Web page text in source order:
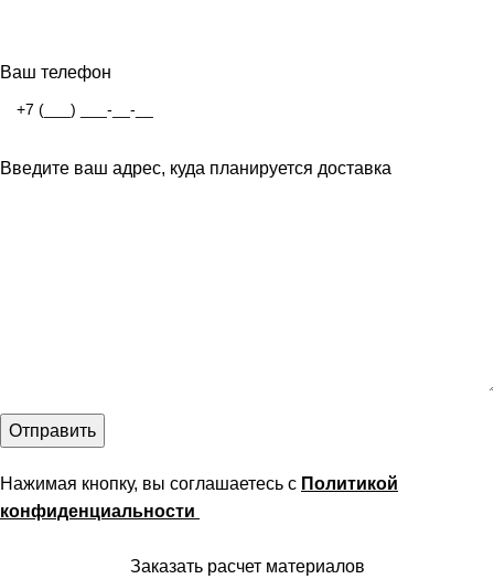
Ваш телефон
Введите ваш адрес, куда планируется доставка
Нажимая кнопку, вы соглашаетесь с Политикой
конфиденциальности
Заказать расчет материалов